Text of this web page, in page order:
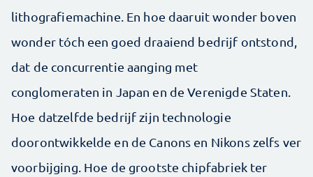
lithografiemachine. En hoe daaruit wonder boven
wonder tóch een goed draaiend bedrijf ontstond,
dat de concurrentie aanging met
conglomeraten in Japan en de Verenigde Staten.
Hoe datzelfde bedrijf zijn technologie
doorontwikkelde en de Canons en Nikons zelfs ver
voorbijging. Hoe de grootste chipfabriek ter